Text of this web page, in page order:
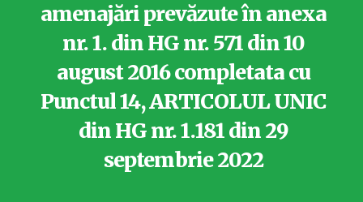
amenajări prevăzute în anexa
nr. 1. din HG nr. 571 din 10
august 2016 completata cu
Punctul 14, ARTICOLUL UNIC
din HG nr. 1.181 din 29
septembrie 2022